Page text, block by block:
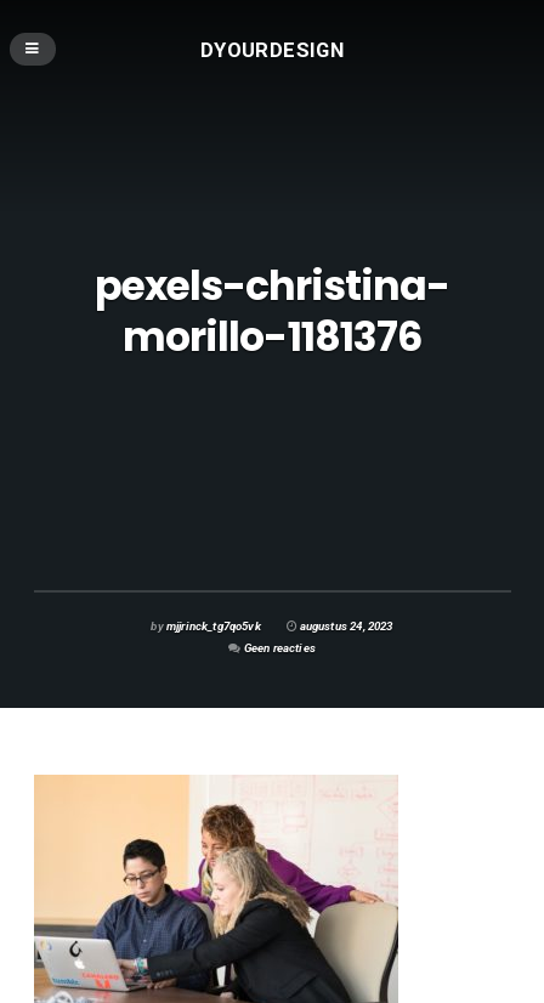
DYOURDESIGN
pexels-christina-
morillo-1181376
bymjjrinck_tg7qo5vk
augustus 24, 2023
Geen reacties